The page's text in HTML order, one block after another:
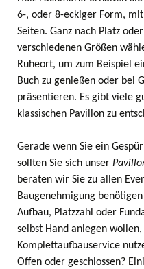
6-, oder 8-eckiger Form,
Seiten. Ganz nach Platz
verschiedenen Größen
Ruheort, um zum Beispiel
Buch zu genießen oder bei
präsentieren. Es gibt viele
klassischen Pavillon zu
Gerade wenn Sie ein
sollten Sie sich unser
beraten wir Sie zu allen
Baugenehmigung
Aufbau, Platzzahl oder
selbst Hand anlegen
Komplettaufbauservice
Offen oder geschlossen?